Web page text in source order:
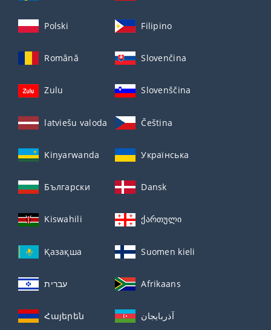
Polski Filipino
Română Slovenčina
Zulu Slovenščina
latviešu valoda Čeština
Kinyarwanda Українська
Български Dansk
Kiswahili ქართული
Қазақша Suomen kieli
עברית Afrikaans
Հայերեն آذربايجان